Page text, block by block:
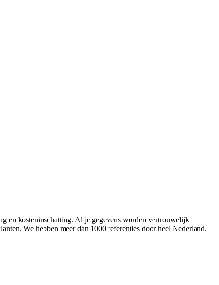
en kosteninschatting. Al je gegevens worden vertrouwelijk
We hebben meer dan 1000 referenties door heel Nederland.